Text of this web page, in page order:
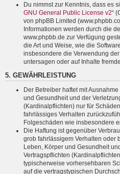
Du nimmst zur Kenntnis, dass es
GNU General Public License v2“
von phpBB Limited
Informationen werden durch die
www.phpbb.de zur Verfügung
die Art und Weise, wie die
insbesondere die Verwendung
untersagen oder auf Inhalte
5. GEWÄHRLEISTUNG
Der Betreiber haftet mit
und Gesundheit und der
(Kardinalpflichten) nur für
fahrlässiges Verhalten
Folgeschäden wie insbesondere
Die Haftung ist gegenüber
grob fahrlässigem Verhalten oder
Leben, Körper und Gesundheit
Vertragspflichten
typischerweise vorhersehbaren
auf die vertragstypischen